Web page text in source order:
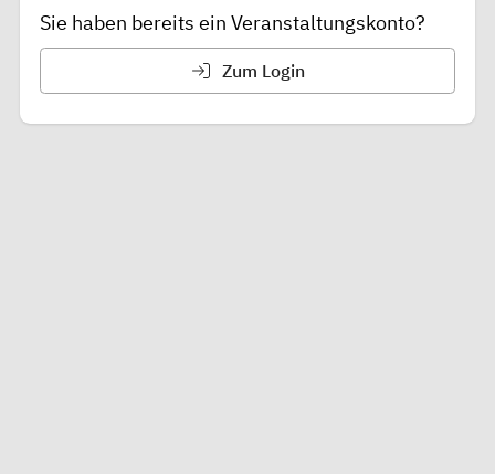
Sie haben bereits ein Veranstaltungskonto?
Zum Login